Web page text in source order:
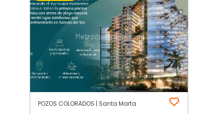
POZOS COLORADOS | Santa Marta